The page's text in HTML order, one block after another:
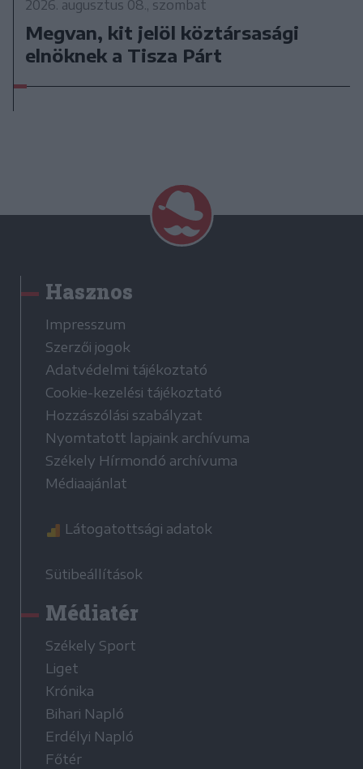
2026. augusztus 08., szombat
Megvan, kit jelöl köztársasági
elnöknek a Tisza Párt
Hasznos
Impresszum
Szerzői jogok
Adatvédelmi tájékoztató
Cookie-kezelési tájékoztató
Hozzászólási szabályzat
Nyomtatott lapjaink archívuma
Székely Hírmondó archívuma
Médiaajánlat
Látogatottsági adatok
Sütibeállítások
Médiatér
Székely Sport
Liget
Krónika
Bihari Napló
Erdélyi Napló
Főtér